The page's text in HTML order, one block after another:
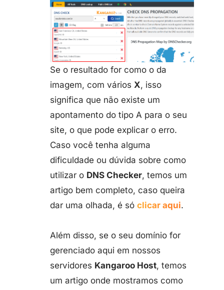
Se o resultado for como o da
imagem, com vários X, isso
significa que não existe um
apontamento do tipo A para o seu
site, o que pode explicar o erro.
Caso você tenha alguma
dificuldade ou dúvida sobre como
utilizar o DNS Checker, temos um
artigo bem completo, caso queira
dar uma olhada, é só clicar aqui.
Além disso, se o seu domínio for
gerenciado aqui em nossos
servidores Kangaroo Host, temos
um artigo onde mostramos como